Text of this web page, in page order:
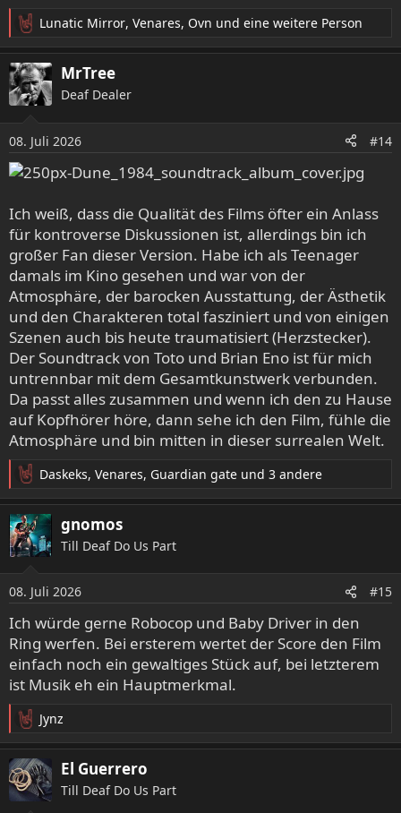
R
e
a
k
t
n
e
Lunatic Mirror, Venares, Ovn und eine weitere Person
MrTree
Deaf Dealer
08. Juli 2026 #14
Ich weiß, dass die Qualität des Films öfter ein Anlass
für kontroverse Diskussionen ist, allerdings bin ich
großer Fan dieser Version. Habe ich als Teenager
damals im Kino gesehen und war von der
Atmosphäre, der barocken Ausstattung, der Ästhetik
und den Charakteren total fasziniert und von einigen
Szenen auch bis heute traumatisiert (Herzstecker).
Der Soundtrack von Toto und Brian Eno ist für mich
untrennbar mit dem Gesamtkunstwerk verbunden.
Da passt alles zusammen und wenn ich den zu Hause
auf Kopfhörer höre, dann sehe ich den Film, fühle die
Atmosphäre und bin mitten in dieser surrealen Welt.
R
e
a
k
t
n
e
n
:
Daskeks, Venares, Guardian gate und 3 andere
gnomos
Till Deaf Do Us Part
08. Juli 2026 #15
Ich würde gerne Robocop und Baby Driver in den
Ring werfen. Bei ersterem wertet der Score den Film
einfach noch ein gewaltiges Stück auf, bei letzterem
ist Musik eh ein Hauptmerkmal.
R
e
a
k
t
Jynz
El Guerrero
Till Deaf Do Us Part